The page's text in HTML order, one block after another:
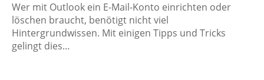
Wer mit Outlook ein E-Mail-Konto einrichten oder
löschen braucht, benötigt nicht viel
Hintergrundwissen. Mit einigen Tipps und Tricks
gelingt dies…